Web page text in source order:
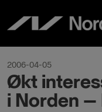
innehåll
2006-04-05
Økt
i Norden